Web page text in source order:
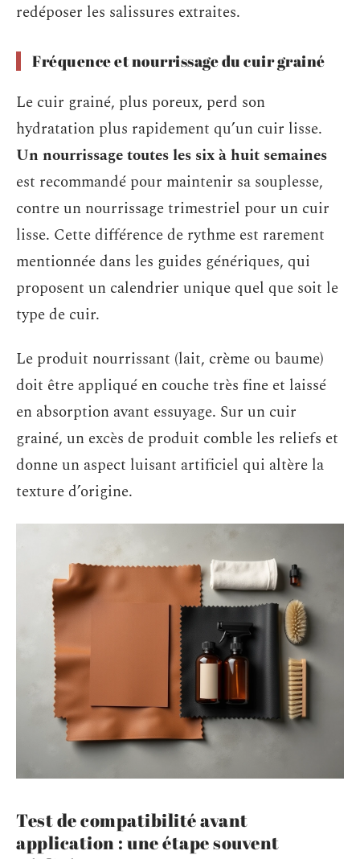
redéposer les salissures extraites.
Fréquence et nourrissage du cuir grainé
Le cuir grainé, plus poreux, perd son
hydratation plus rapidement qu’un cuir lisse.
Un nourrissage toutes les six à huit semaines
est recommandé pour maintenir sa souplesse,
contre un nourrissage trimestriel pour un cuir
lisse. Cette différence de rythme est rarement
mentionnée dans les guides génériques, qui
proposent un calendrier unique quel que soit le
type de cuir.
Le produit nourrissant (lait, crème ou baume)
doit être appliqué en couche très fine et laissé
en absorption avant essuyage. Sur un cuir
grainé, un excès de produit comble les reliefs et
donne un aspect luisant artificiel qui altère la
texture d’origine.
Test de compatibilité avant
application : une étape souvent